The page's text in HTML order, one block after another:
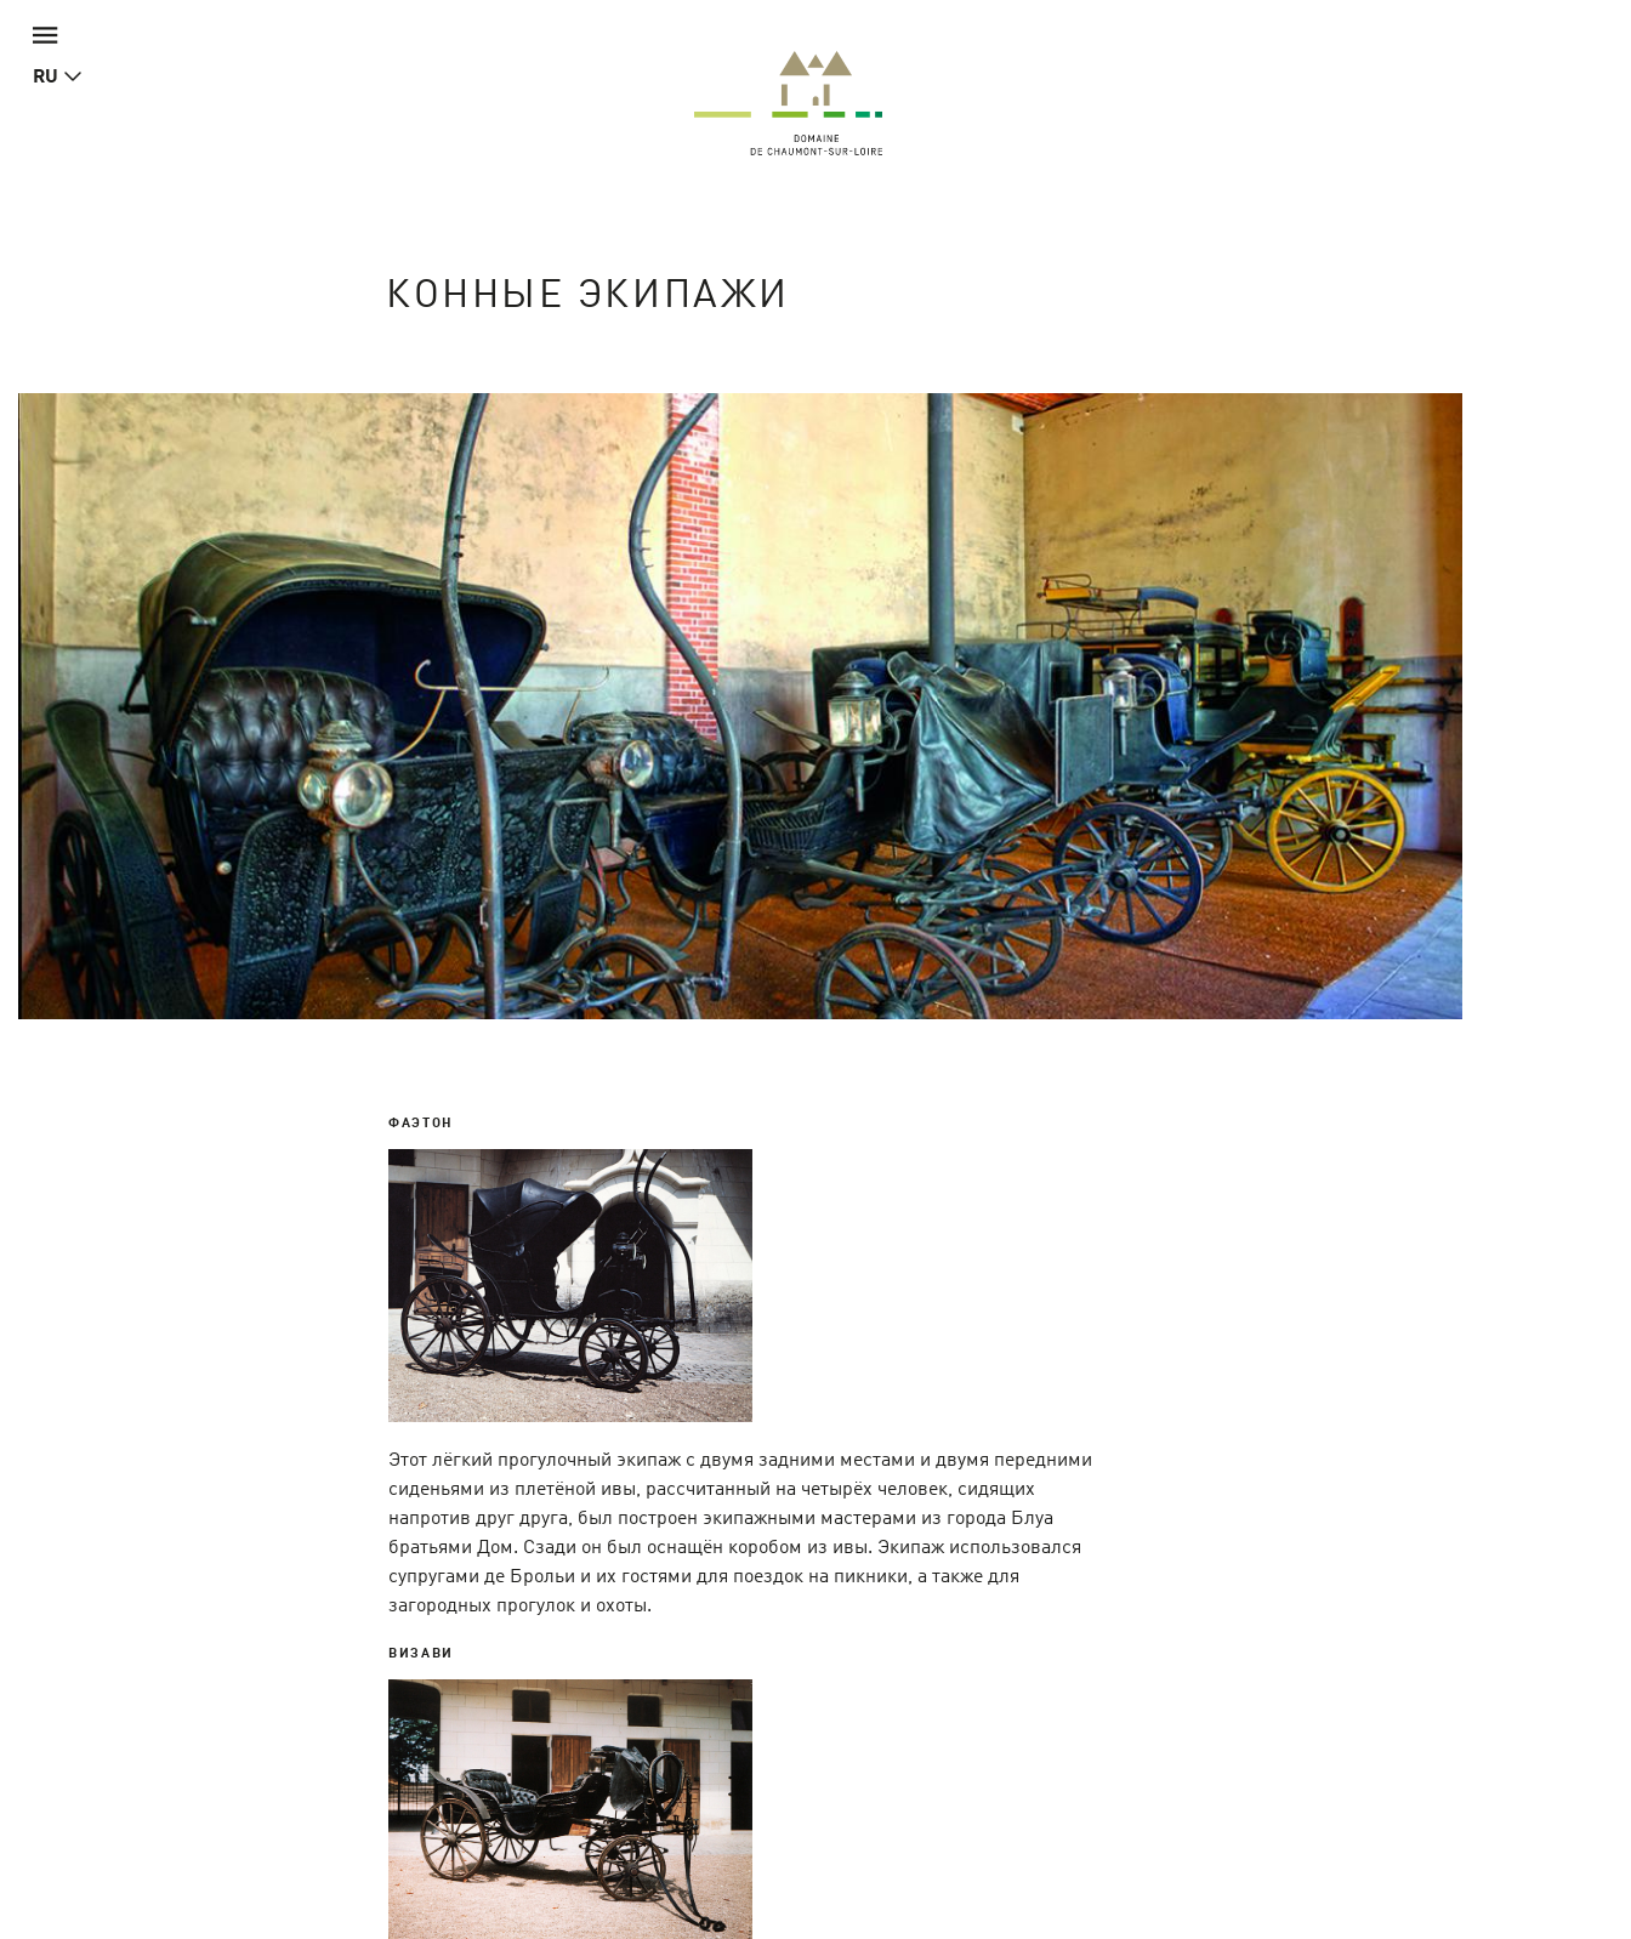
RU
КОННЫЕ ЭКИПАЖИ
ФАЭТОН
Этот лёгкий прогулочный экипаж с двумя задними местами и двумя передними
сиденьями из плетёной ивы, рассчитанный на четырёх человек, сидящих
напротив друг друга, был построен экипажными мастерами из города Блуа
братьями Дом. Сзади он был оснащён коробом из ивы. Экипаж использовался
супругами де Брольи и их гостями для поездок на пикники, а также для
загородных прогулок и охоты.
ВИЗАВИ